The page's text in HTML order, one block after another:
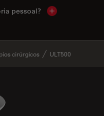
pessoal? Show local
cirúrgicos ULT500
Logo